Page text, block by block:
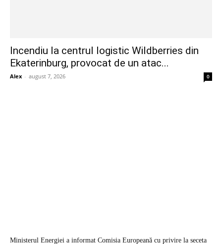
Incendiu la centrul logistic Wildberries din
Ekaterinburg, provocat de un atac...
Alex - august 7, 2026 0
Ministerul Energiei a informat Comisia Europeană cu privire la seceta